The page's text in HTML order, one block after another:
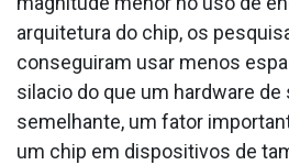
arquitetura do chip, os
conseguiram usar menos
sila­cio do que um hardware de
semelhante, um fator
um chip em dispositivos de